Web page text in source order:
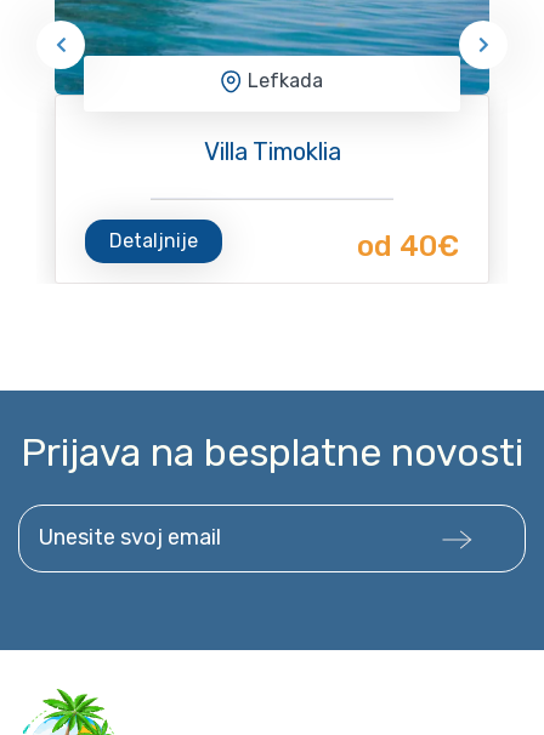
Lefkada
Villa Timoklia
Detaljnije od 40€
Prijava na besplatne novosti
Unesite svoj email